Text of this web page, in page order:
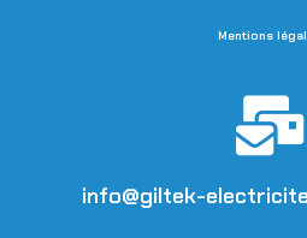
Mentions
info@giltek-